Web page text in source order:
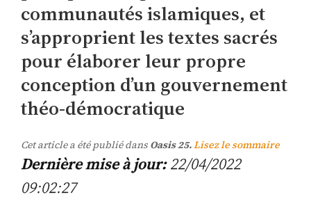
communautés islamiques, et
s’approprient les textes sacrés
pour élaborer leur propre
conception d’un gouvernement
théo-démocratique
Cet article a été publié dans Oasis 25.Lisez le sommaire
Dernière mise à jour:22/04/2022
09:02:27